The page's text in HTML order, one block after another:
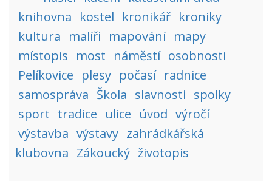
knihovna kostel kronikář kroniky
kultura malíři mapování mapy
místopis most náměstí osobnosti
Pelíkovice plesy počasí radnice
samospráva Škola slavnosti spolky
sport tradice ulice úvod výročí
výstavba výstavy zahrádkářská
klubovna Zákoucký životopis